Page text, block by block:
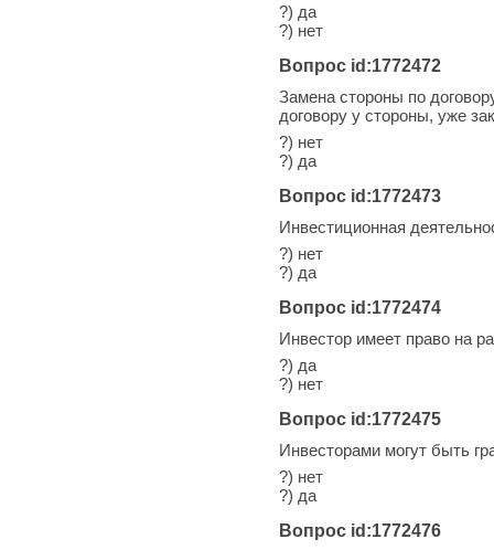
?) да
?) нет
Вопрос id:1772472
Замена стороны по
договору у стороны, уже
?) нет
?) да
Вопрос id:1772473
Инвестиционная
?) нет
?) да
Вопрос id:1772474
Инвестор имеет право на
?) да
?) нет
Вопрос id:1772475
Инвесторами могут быть
?) нет
?) да
Вопрос id:1772476